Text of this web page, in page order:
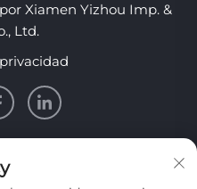
Xiamen Yizhou Imp. &
Ltd.